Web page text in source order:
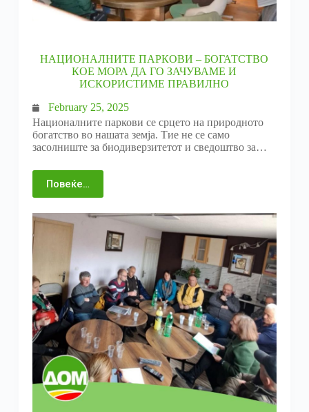
НАЦИОНАЛНИТЕ ПАРКОВИ – БОГАТСТВО
КОЕ МОРА ДА ГО ЗАЧУВАМЕ И
ИСКОРИСТИМЕ ПРАВИЛНО
February 25, 2025
Националните паркови се срцето на природното
богатство во нашата земја. Тие не се само
засолниште за биодиверзитетот и сведоштво за…
Повеќе…